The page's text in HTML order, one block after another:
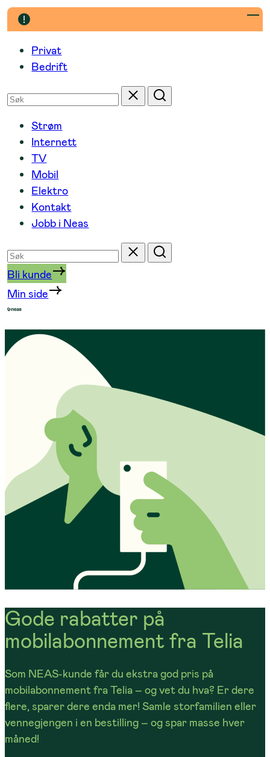
Hopp
til
innholdPrivat
Bedrift
Søk
etter
Tilbakestill
Søk
Strøm
Internett
TV
Mobil
Elektro
Kontakt
Jobb i Neas
Søk
etter
Tilbakestill
Søk
Bli kunde
Min side
Gode rabatter på
mobilabonnement fra Telia
Som NEAS-kunde får du ekstra god pris på
mobilabonnement fra Telia – og vet du hva? Er dere
flere, sparer dere enda mer! Samle storfamilien eller
vennegjengen i en bestilling – og spar masse hver
måned!